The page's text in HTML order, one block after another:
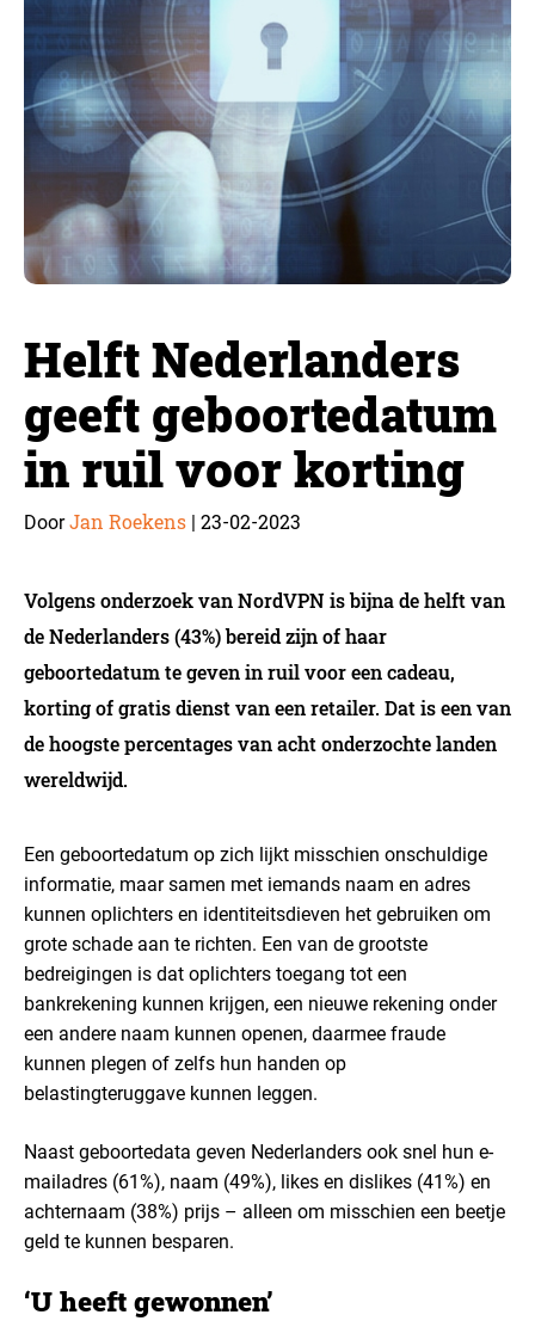
Helft Nederlanders
geeft geboortedatum
in ruil voor korting
DoorJan Roekens | 23-02-2023
Volgens onderzoek van NordVPN is bijna de helft van
de Nederlanders (43%) bereid zijn of haar
geboortedatum te geven in ruil voor een cadeau,
korting of gratis dienst van een retailer. Dat is een van
de hoogste percentages van acht onderzochte landen
wereldwijd.
Een geboortedatum op zich lijkt misschien onschuldige
informatie, maar samen met iemands naam en adres
kunnen oplichters en identiteitsdieven het gebruiken om
grote schade aan te richten. Een van de grootste
bedreigingen is dat oplichters toegang tot een
bankrekening kunnen krijgen, een nieuwe rekening onder
een andere naam kunnen openen, daarmee fraude
kunnen plegen of zelfs hun handen op
belastingteruggave kunnen leggen.
Naast geboortedata geven Nederlanders ook snel hun e-
mailadres (61%), naam (49%), likes en dislikes (41%) en
achternaam (38%) prijs – alleen om misschien een beetje
geld te kunnen besparen.
‘U heeft gewonnen’